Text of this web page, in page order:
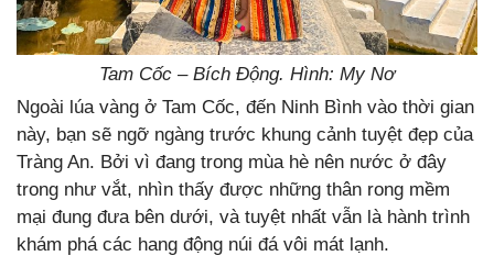
Tam Cốc – Bích Động. Hình: My Nơ
Ngoài lúa vàng ở Tam Cốc, đến Ninh Bình vào thời gian
này, bạn sẽ ngỡ ngàng trước khung cảnh tuyệt đẹp của
Tràng An. Bởi vì đang trong mùa hè nên nước ở đây
trong như vắt, nhìn thấy được những thân rong mềm
mại đung đưa bên dưới, và tuyệt nhất vẫn là hành trình
khám phá các hang động núi đá vôi mát lạnh.